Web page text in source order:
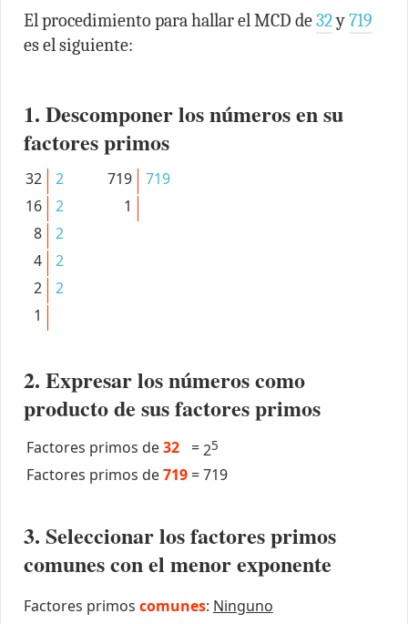
El procedimiento para hallar el MCD de32y719
es el siguiente:
1. Descomponer los números en su
factores primos
32
2
16
2
8
2
4
2
2
2
1
719
719
1
2. Expresar los números como
producto de sus factores primos
Factores primos de32 =25
Factores primos de719 =719
3. Seleccionar los factores primos
comunes con el menor exponente
Factores primos comunes: Ninguno